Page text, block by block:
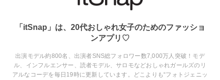
「itSnap」は、20代おしゃれ女子のためのファッショ
ンアプリ♡
出演モデル約800名、出演者SNS総フォロワー数7,000万人突破！モデ
ル、インフルエンサー、読者モデル、サロモなどおしゃれガールズのリ
アルなコーデを毎日19時に更新しています。どこよりも“フォトジェニッ